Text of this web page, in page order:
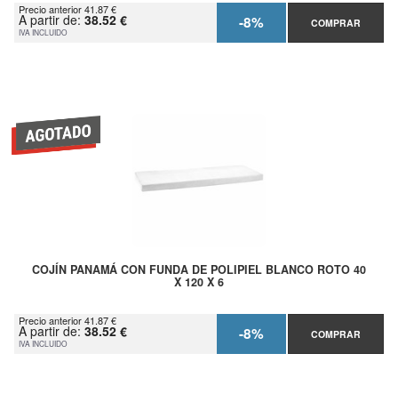
Precio anterior 41.87 €
A partir de: 38.52 €
IVA INCLUIDO -8% COMPRAR
COJÍN PANAMÁ CON FUNDA DE POLIPIEL BLANCO ROTO 40
X 120 X 6
Precio anterior 41.87 €
A partir de: 38.52 €
IVA INCLUIDO -8% COMPRAR